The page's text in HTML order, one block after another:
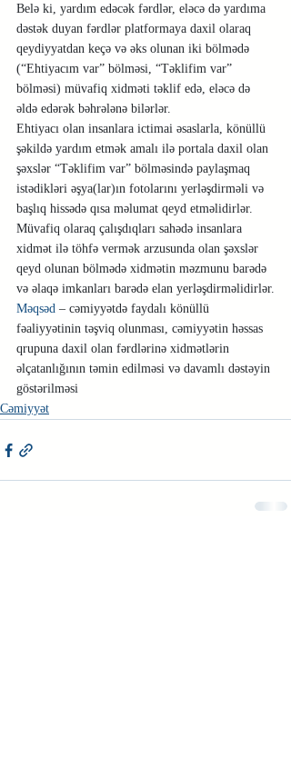
Belə ki, yardım edəcək fərdlər, eləcə də yardıma
dəstək duyan fərdlər platformaya daxil olaraq
qeydiyyatdan keçə və əks olunan iki bölmədə
(“Ehtiyacım var” bölməsi, “Təklifim var”
bölməsi) müvafiq xidməti təklif edə, eləcə də
əldə edərək bəhrələnə bilərlər.
Ehtiyacı olan insanlara ictimai əsaslarla, könüllü
şəkildə yardım etmək amalı ilə portala daxil olan
şəxslər “Təklifim var” bölməsində paylaşmaq
istədikləri əşya(lar)ın fotolarını yerləşdirməli və
başlıq hissədə qısa məlumat qeyd etməlidirlər.
Müvafiq olaraq çalışdıqları sahədə insanlara
xidmət ilə töhfə vermək arzusunda olan şəxslər
qeyd olunan bölmədə xidmətin məzmunu barədə
və əlaqə imkanları barədə elan yerləşdirməlidirlər.
Məqsəd – cəmiyyətdə faydalı könüllü
fəaliyyətinin təşviq olunması, cəmiyyətin həssas
qrupuna daxil olan fərdlərinə xidmətlərin
əlçatanlığının təmin edilməsi və davamlı dəstəyin
göstərilməsi
Cəmiyyət